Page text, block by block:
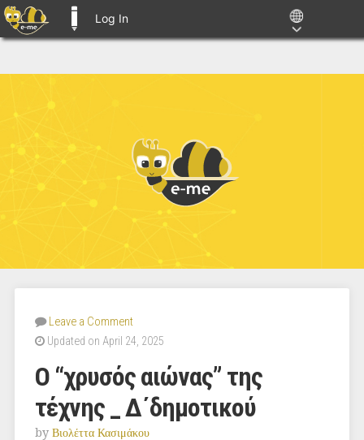
Log In
Leave a Comment
Updated on April 24, 2025
Ο “χρυσός αιώνας” της
τέχνης _ Δ΄δημοτικού
by Βιολέττα Κασιμάκου